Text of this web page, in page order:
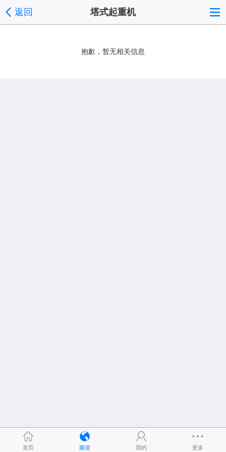
返回 塔式起重机
抱歉，暂无相关信息
首页 频道 我的 更多